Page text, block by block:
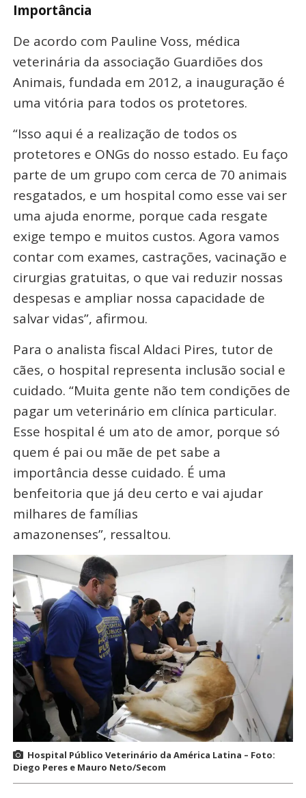
Importância
De acordo com Pauline Voss, médica
veterinária da associação Guardiões dos
Animais, fundada em 2012, a inauguração é
uma vitória para todos os protetores.
“Isso aqui é a realização de todos os
protetores e ONGs do nosso estado. Eu faço
parte de um grupo com cerca de 70 animais
resgatados, e um hospital como esse vai ser
uma ajuda enorme, porque cada resgate
exige tempo e muitos custos. Agora vamos
contar com exames, castrações, vacinação e
cirurgias gratuitas, o que vai reduzir nossas
despesas e ampliar nossa capacidade de
salvar vidas”, afirmou.
Para o analista fiscal Aldaci Pires, tutor de
cães, o hospital representa inclusão social e
cuidado. “Muita gente não tem condições de
pagar um veterinário em clínica particular.
Esse hospital é um ato de amor, porque só
quem é pai ou mãe de pet sabe a
importância desse cuidado. É uma
benfeitoria que já deu certo e vai ajudar
milhares de famílias
amazonenses”, ressaltou.
Hospital Público Veterinário da América Latina – Foto:
Diego Peres e Mauro Neto/Secom